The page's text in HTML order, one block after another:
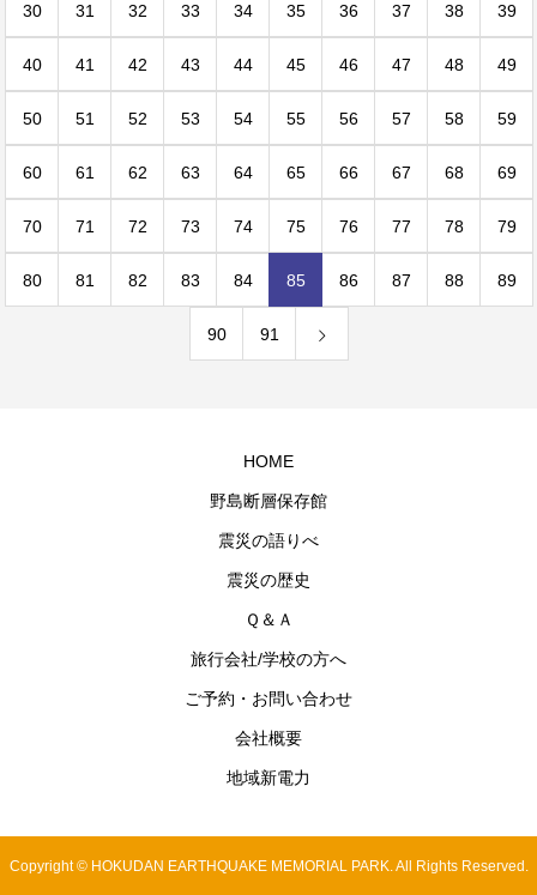
30 31 32 33 34 35 36 37 38 39
40 41 42 43 44 45 46 47 48 49
50 51 52 53 54 55 56 57 58 59
60 61 62 63 64 65 66 67 68 69
70 71 72 73 74 75 76 77 78 79
80 81 82 83 84 85 86 87 88 89
90 91
HOME
野島断層保存館
震災の語りべ
震災の歴史
Ｑ＆Ａ
旅行会社/学校の方へ
ご予約・お問い合わせ
会社概要
地域新電力
Copyright © HOKUDAN EARTHQUAKE MEMORIAL PARK. All Rights Reserved.